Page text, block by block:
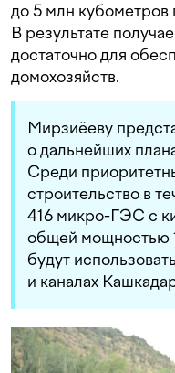
до 5 млн кубометров
В результате
достаточно для
домохозяйств.
Мирзиёеву
о дальнейших
Среди
строительство в
416 микро-ГЭС с
общей мощностью
будут
и каналах